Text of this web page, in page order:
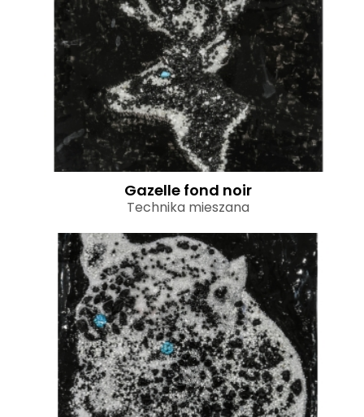
Gazelle fond noir
Technika mieszana